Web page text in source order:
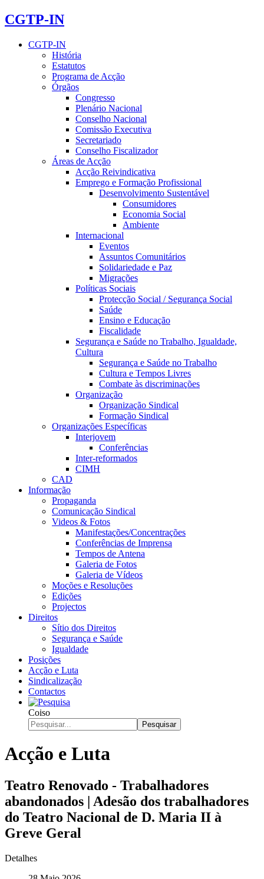
CGTP-IN
CGTP-IN
História
Estatutos
Programa de Acção
Órgãos
Congresso
Plenário Nacional
Conselho Nacional
Comissão Executiva
Secretariado
Conselho Fiscalizador
Áreas de Acção
Acção Reivindicativa
Emprego e Formação Profissional
Desenvolvimento Sustentável
Consumidores
Economia Social
Ambiente
Internacional
Eventos
Assuntos Comunitários
Solidariedade e Paz
Migrações
Políticas Sociais
Protecção Social / Segurança Social
Saúde
Ensino e Educação
Fiscalidade
Segurança e Saúde no Trabalho, Igualdade,
Cultura
Segurança e Saúde no Trabalho
Cultura e Tempos Livres
Combate às discriminações
Organização
Organização Sindical
Formação Sindical
Organizações Específicas
Interjovem
Conferências
Inter-reformados
CIMH
CAD
Informação
Propaganda
Comunicação Sindical
Videos & Fotos
Manifestações/Concentrações
Conferências de Imprensa
Tempos de Antena
Galeria de Fotos
Galeria de Vídeos
Moções e Resoluções
Edições
Projectos
Direitos
Sítio dos Direitos
Segurança e Saúde
Igualdade
Posições
Acção e Luta
Sindicalização
Contactos
Coiso
Pesquisar
Acção e Luta
Teatro Renovado - Trabalhadores
abandonados | Adesão dos trabalhadores
do Teatro Nacional de D. Maria II à
Greve Geral
Detalhes